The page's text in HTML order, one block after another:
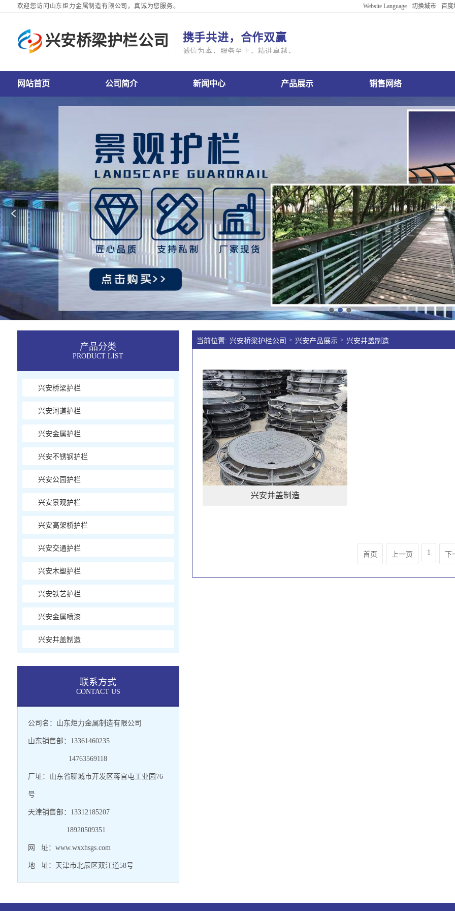
欢迎您访问山东炬力金属制造有限公司，真诚为您服务。 Website Language
بالعربية
切换城市 百度
兴安桥梁护栏公司 携手共进，合作双赢
诚信为本，服务至上，精进卓越，亲和共生
司网站首页兴安桥梁护栏公司公司简介兴安桥梁护栏公司新闻中心兴安桥梁护栏公司产品展示兴安桥梁护栏公司销售网络兴安桥梁护栏公
产品分类
PRODUCT LIST
兴安桥梁护栏
兴安河道护栏
兴安金属护栏
兴安不锈钢护栏
兴安公园护栏
兴安景观护栏
兴安高架桥护栏
兴安交通护栏
兴安木塑护栏
兴安铁艺护栏
兴安金属喷漆
兴安井盖制造
联系方式
CONTACT US
公司名：山东炬力金属制造有限公司
山东销售部：13361460235
14763569118
厂址：山东省聊城市开发区蒋官屯工业园76
号
天津销售部：13312185207
18920509351
网 址：www.wxxhsgs.com
地 址：天津市北辰区双江道58号
当前位置: 兴安桥梁护栏公司 > 兴安产品展示 > 兴安井盖制造
兴安井盖制造
首页 上一页 1